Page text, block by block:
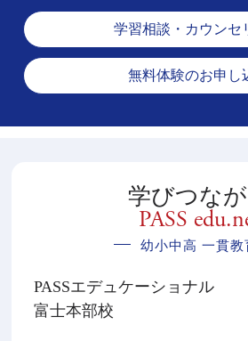
学習相談・カウンセ
無料体験のお申し
学びつな
PASS
幼小中高 一貫教
PASSエデュケーショナル
富士本部校